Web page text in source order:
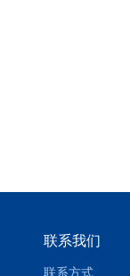
联系我们
联系方式